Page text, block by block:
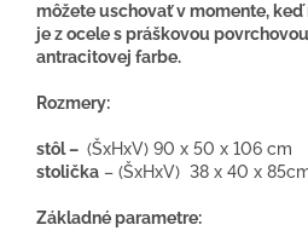
môžete uschovať v momente,
je z ocele s práškovou
antracitovej farbe.
Rozmery:
stôl – (ŠxHxV) 90 x 50 x 106 cm
stolička – (ŠxHxV) 38 x 40 x
Základné parametre: